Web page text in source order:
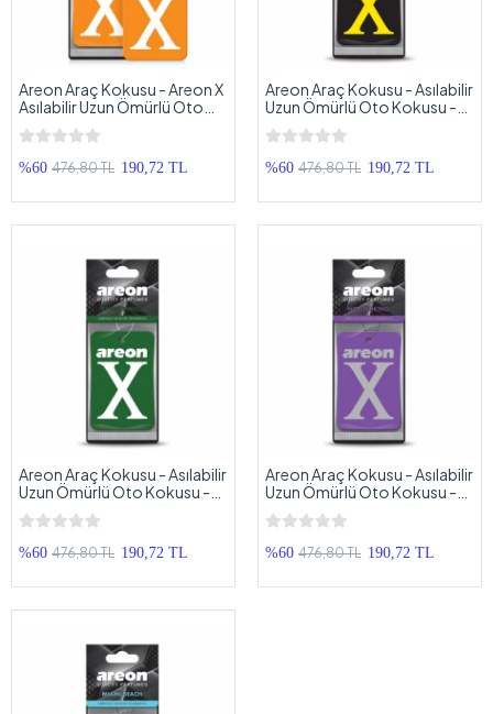
Areon Araç Kokusu - Areon X
Asılabilir Uzun Ömürlü Oto
Kokusu - Turuncu Beyaz
%60 476,80 TL 190,72 TL
Areon Araç Kokusu - Asılabilir
Uzun Ömürlü Oto Kokusu -
Sarı Siyah
%60 476,80 TL 190,72 TL
Areon Araç Kokusu - Asılabilir
Uzun Ömürlü Oto Kokusu -
Yeşil Beyaz
%60 476,80 TL 190,72 TL
Areon Araç Kokusu - Asılabilir
Uzun Ömürlü Oto Kokusu -
Mor Beyaz
%60 476,80 TL 190,72 TL